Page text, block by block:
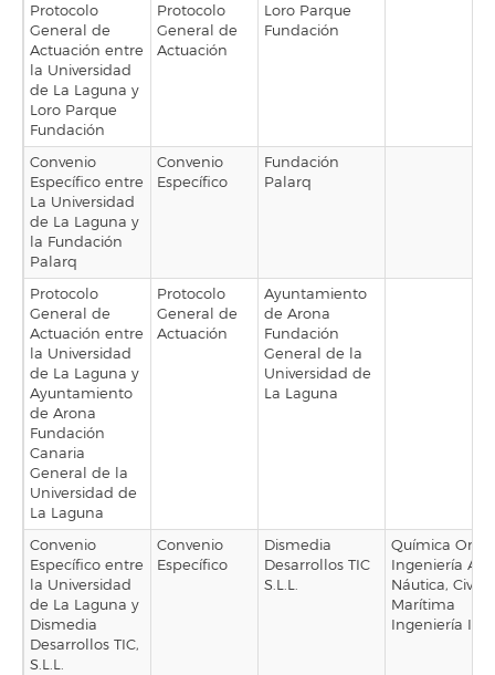
Protocolo
General de
Actuación entre
la Universidad
de La Laguna y
Loro Parque
Fundación
Protocolo
General de
Actuación
Loro Parque
Fundación
Convenio
Específico entre
La Universidad
de La Laguna y
la Fundación
Palarq
Convenio
Específico
Fundación
Palarq
Protocolo
General de
Actuación entre
la Universidad
de La Laguna y
Ayuntamiento
de Arona
Fundación
Canaria
General de la
Universidad de
La Laguna
Protocolo
General de
Actuación
Ayuntamiento
de Arona
Fundación
General de la
Universidad de
La Laguna
Convenio
Específico entre
la Universidad
de La Laguna y
Dismedia
Desarrollos TIC,
S.L.L.
Convenio
Específico
Dismedia
Desarrollos TIC
S.L.L.
Química
Ingeniería
Náutica, Civil y
Marítima
Ingeniería